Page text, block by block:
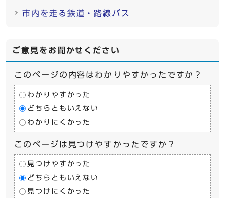
市内を走る鉄道・路線バス
ご意見をお聞かせください
このページの内容はわかりやすかったですか？
わかりやすかった
どちらともいえない
わかりにくかった
このページは見つけやすかったですか？
見つけやすかった
どちらともいえない
見つけにくかった